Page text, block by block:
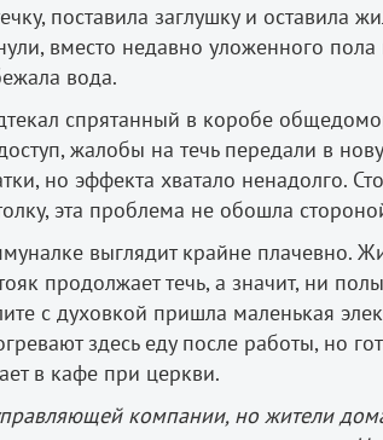
поставила заглушку и оставила
вместо недавно уложенного пола
вода.
спрятанный в коробе
жалобы на течь передали в
но эффекта хватало ненадолго.
эта проблема не обошла
выглядит крайне плачевно.
продолжает течь, а значит, ни
с духовкой пришла маленькая
здесь еду после работы, но
в кафе при церкви.
компании, но жители